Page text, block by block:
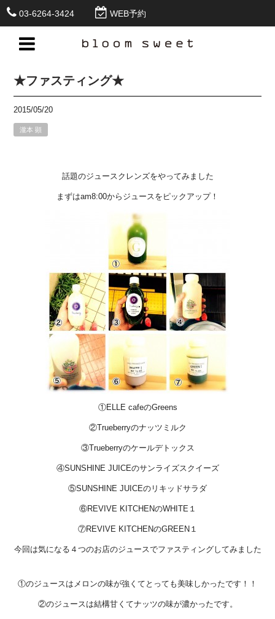
03-6264-3424 WEB予約
★ファスティング★
2015/05/20
瀧本 顕
話題のジュースクレンズをやってみました
まずはam8:00からジュースをピックアップ！
①ELLE cafeのGreens
②Trueberryのナッツミルク
③Trueberryのケールデトックス
④SUNSHINE JUICEのサンライズスクイーズ
⑤SUNSHINE JUICEのリキッドサラダ
⑥REVIVE KITCHENのWHITE１
⑦REVIVE KITCHENのGREEN１
今回は気になる４つのお店のジュースでファスティングしてみました
①のジュースはメロンの味が強くてとっても美味しかったです！！
②のジュースは結構甘くてナッツの味が濃かったです。